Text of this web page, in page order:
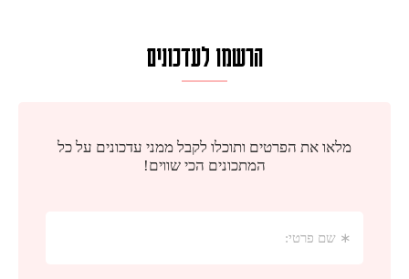
הרשמו לעדכונים